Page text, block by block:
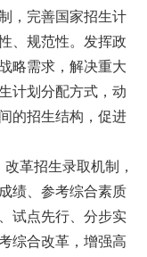
，完善国家招生计
、规范性。发挥政
略需求，解决重大
计划分配方式，动
的招生结构，促进
革招生录取机制，
绩、参考综合素质
试点先行、分步实
综合改革，增强高